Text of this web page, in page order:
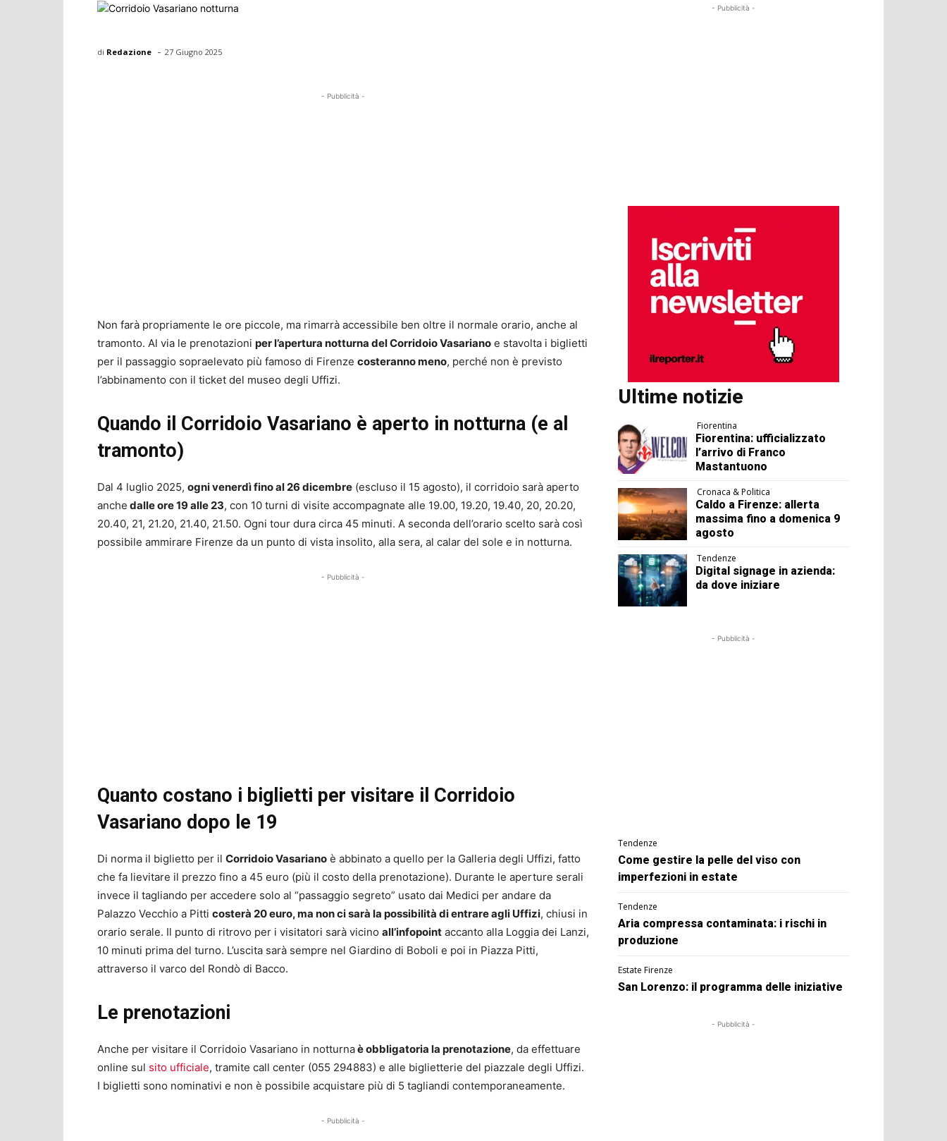
di Redazione - 27 Giugno 2025
- Pubblicità -
Non farà propriamente le ore piccole, ma rimarrà accessibile ben oltre il normale orario, anche al
tramonto. Al via le prenotazioni per l’apertura notturna del Corridoio Vasariano e stavolta i biglietti
per il passaggio sopraelevato più famoso di Firenze costeranno meno, perché non è previsto
l’abbinamento con il ticket del museo degli Uffizi.
Quando il Corridoio Vasariano è aperto in notturna (e al
tramonto)
Dal 4 luglio 2025, ogni venerdì fino al 26 dicembre (escluso il 15 agosto), il corridoio sarà aperto
anche dalle ore 19 alle 23, con 10 turni di visite accompagnate alle 19.00, 19.20, 19.40, 20, 20.20,
20.40, 21, 21.20, 21.40, 21.50. Ogni tour dura circa 45 minuti. A seconda dell’orario scelto sarà così
possibile ammirare Firenze da un punto di vista insolito, alla sera, al calar del sole e in notturna.
- Pubblicità -
Quanto costano i biglietti per visitare il Corridoio
Vasariano dopo le 19
Di norma il biglietto per il Corridoio Vasariano è abbinato a quello per la Galleria degli Uffizi, fatto
che fa lievitare il prezzo fino a 45 euro (più il costo della prenotazione). Durante le aperture serali
invece il tagliando per accedere solo al “passaggio segreto” usato dai Medici per andare da
Palazzo Vecchio a Pitti costerà 20 euro, ma non ci sarà la possibilità di entrare agli Uffizi, chiusi in
orario serale. Il punto di ritrovo per i visitatori sarà vicino all’infopoint accanto alla Loggia dei Lanzi,
10 minuti prima del turno. L’uscita sarà sempre nel Giardino di Boboli e poi in Piazza Pitti,
attraverso il varco del Rondò di Bacco.
Le prenotazioni
Anche per visitare il Corridoio Vasariano in notturnaè obbligatoria la prenotazione, da effettuare
online sul sito ufficiale, tramite call center (055 294883) e alle biglietterie del piazzale degli Uffizi.
I biglietti sono nominativi e non è possibile acquistare più di 5 tagliandi contemporaneamente.
- Pubblicità -
- Pubblicità -
Ultime notizie
Fiorentina
Fiorentina: ufficializzato
l’arrivo di Franco
Mastantuono
Cronaca & Politica
Caldo a Firenze: allerta
massima fino a domenica 9
agosto
Tendenze
Digital signage in azienda:
da dove iniziare
- Pubblicità -
Tendenze
Come gestire la pelle del viso con
imperfezioni in estate
Tendenze
Aria compressa contaminata: i rischi in
produzione
Estate Firenze
San Lorenzo: il programma delle iniziative
- Pubblicità -